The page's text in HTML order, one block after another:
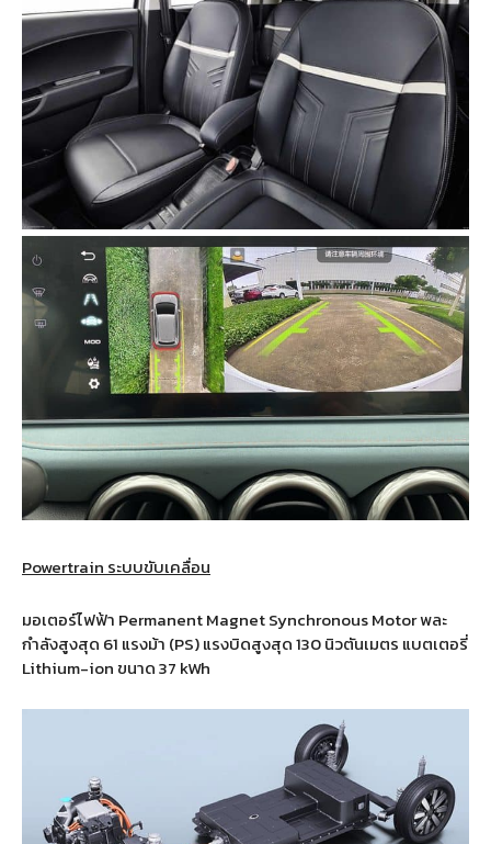
Powertrain ระบบขับเคลื่อน
มอเตอร์ไฟฟ้า Permanent Magnet Synchronous Motor พละ
กำลังสูงสุด 61 แรงม้า (PS) แรงบิดสูงสุด 130 นิวตันเมตร แบตเตอรี่
Lithium-ion ขนาด 37 kWh